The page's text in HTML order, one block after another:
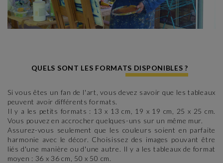
QUELS SONT LES FORMATS DISPONIBLES ?
Si vous êtes un fan de l'art, vous devez savoir que les tableaux
peuvent avoir différents formats.
Il y a les petits formats : 13 x 13 cm, 19 x 19 cm, 25 x 25 cm.
Vous pouvez en accrocher quelques-uns sur un même mur.
Assurez-vous seulement que les couleurs soient en parfaite
harmonie avec le décor. Choisissez des images pouvant être
liés d'une manière ou d'une autre. Il y a les tableaux de format
moyen : 36 x 36 cm, 50 x 50 cm.